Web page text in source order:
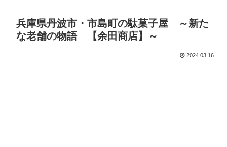
兵庫県丹波市・市島町の駄菓子屋 ～新た
な老舗の物語 【余田商店】～
2024.03.16